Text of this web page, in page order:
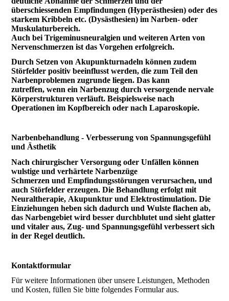
überschiessenden Empfindungen (Hyperästhesien) oder des
starkem Kribbeln etc. (Dysästhesien) im Narben- oder
Muskulaturbereich.
Auch bei Trigeminusneuralgien und weiteren Arten von
Nervenschmerzen ist das Vorgehen erfolgreich.
Durch Setzen von Akupunkturnadeln können zudem
Störfelder positiv beeinflusst werden, die zum Teil den
Narbenproblemen zugrunde liegen. Das kann
zutreffen, wenn ein Narbenzug durch versorgende nervale
Körperstrukturen verläuft. Beispielsweise nach
Operationen im Kopfbereich oder nach Laparoskopie.
Narbenbehandlung - Verbesserung von Spannungsgefühl
und Ästhetik
Nach chirurgischer Versorgung oder Unfällen können
wulstige und verhärtete Narbenzüge
Schmerzen und Empfindungsstörungen verursachen, und
auch Störfelder erzeugen. Die Behandlung erfolgt mit
Neuraltherapie, Akupunktur und Elektrostimulation. Die
Einziehungen heben sich dadurch und Wulste flachen ab,
das Narbengebiet wird besser durchblutet und sieht glatter
und vitaler aus, Zug- und Spannungsgefühl verbessert sich
in der Regel deutlich.
Kontaktformular
Für weitere Informationen über unsere Leistungen, Methoden
und Kosten, füllen Sie bitte folgendes Formular aus.